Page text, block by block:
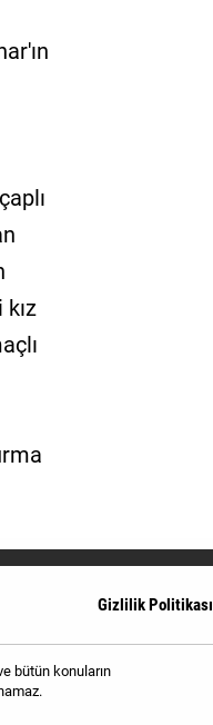
Gizlilik Politikası
bütün konuların